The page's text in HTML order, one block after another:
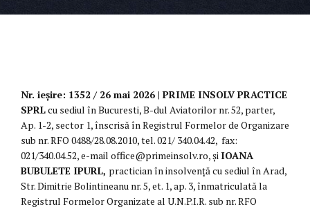
Nr. ieșire: 1352 / 26 mai 2026 | PRIME INSOLV PRACTICE
SPRLcu sediul în Bucuresti, B-dul Aviatorilor nr. 52, parter,
Ap. 1-2, sector 1, înscrisă în Registrul Formelor de Organizare
sub nr. RFO 0488/28.08.2010, tel. 021/ 340.04.42, fax:
021/340.04.52, e-mail office@primeinsolv.ro, și IOANA
BUBULETE IPURL, practician în insolvență cu sediul în Arad,
Str. Dimitrie Bolintineanu nr. 5, et. 1, ap. 3, înmatriculată la
Registrul Formelor Organizate al U.N.P.I.R. sub nr. RFO